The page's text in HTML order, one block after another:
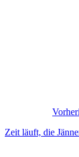
Zeit läuft, die